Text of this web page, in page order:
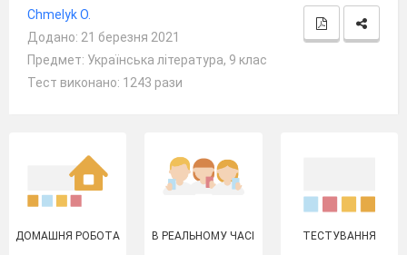
Chmelyk O.
Додано: 21 березня 2021
Предмет: Українська література, 9 клас
Тест виконано: 1243 рази
ДОМАШНЯ РОБОТА В РЕАЛЬНОМУ ЧАСІ ТЕСТУВАННЯ